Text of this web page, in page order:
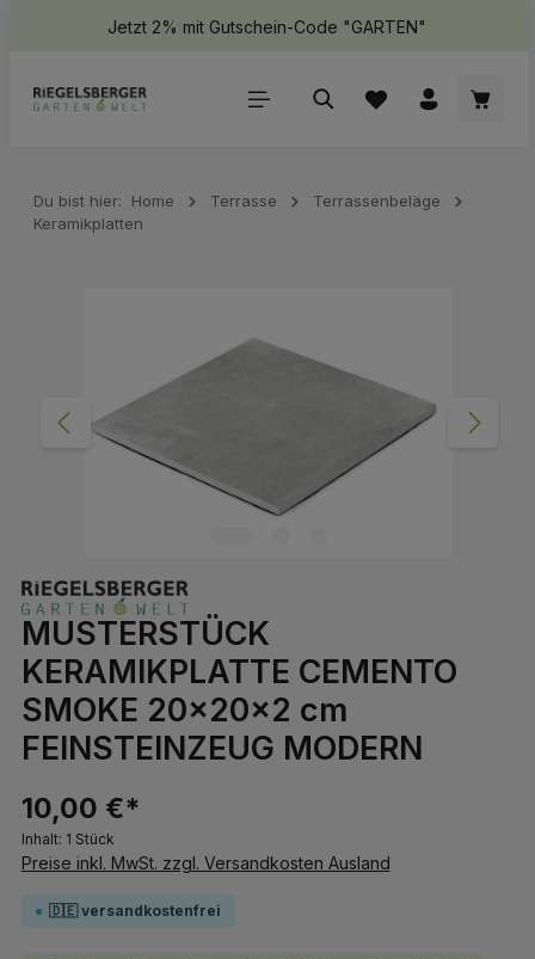
springenJetzt 2% mit Gutschein-Code "GARTEN"
Du bist hier: Home Terrasse
Terrassenbeläge
Keramikplatten
MUSTERSTÜCK
KERAMIKPLATTE CEMENTO
SMOKE 20x20x2 cm
FEINSTEINZEUG MODERN
10,00 €*
Inhalt: 1 Stück
Preise inkl. MwSt. zzgl. Versandkosten Ausland
🇩🇪 versandkostenfrei